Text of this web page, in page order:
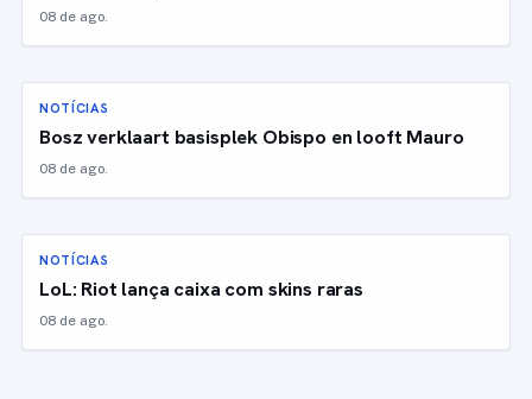
08 de ago.
NOTÍCIAS
Bosz verklaart basisplek Obispo en looft Mauro
08 de ago.
NOTÍCIAS
LoL: Riot lança caixa com skins raras
08 de ago.